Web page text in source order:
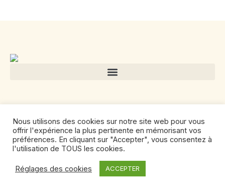
Nous utilisons des cookies sur notre site web pour vous
offrir l'expérience la plus pertinente en mémorisant vos
préférences. En cliquant sur "Accepter", vous consentez à
l'utilisation de TOUS les cookies.
Réglages des cookies ACCEPTER